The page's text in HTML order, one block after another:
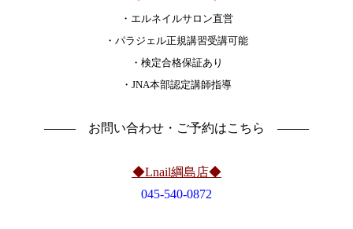
・エルネイルサロン直営
・パラジェル正規講習受講可能
・検定合格保証あり
・JNA本部認定講師指導
——– お問い合わせ・ご予約はこちら ——–
◆Lnail綱島店◆
045-540-0872